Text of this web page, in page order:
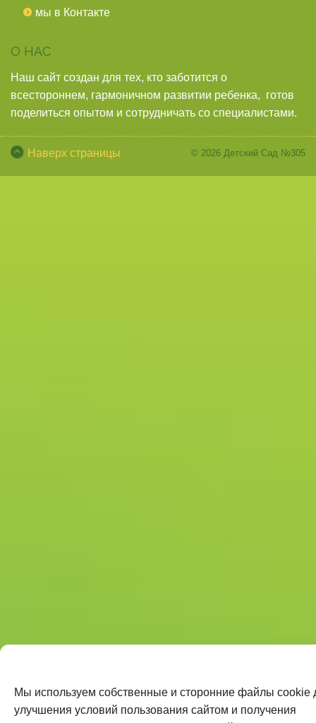
Мы используем собственные и сторонние файлы cookie
улучшения условий пользования сайтом и получения
мы в Контакте
О НАС
Наш сайт создан для тех, кто заботится о
всестороннем, гармоничном развитии ребенка, готов
поделиться опытом и сотрудничать со специалистами.
Наверх страницы © 2026 Детский Сад №305